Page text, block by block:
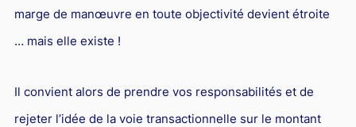
marge de manœuvre en toute objectivité devient étroite
… mais elle existe !
Il convient alors de prendre vos responsabilités et de
rejeter l’idée de la voie transactionnelle sur le montant